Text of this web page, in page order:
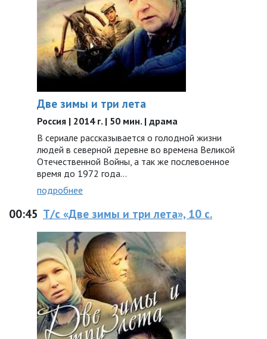
Две зимы и три лета
Россия | 2014 г. | 50 мин. | драма
В сериале рассказывается о голодной жизни
людей в северной деревне во времена Великой
Отечественной Войны, а так же послевоенное
время до 1972 года…
подробнее
00:45 Т/с «Две зимы и три лета», 10 с.